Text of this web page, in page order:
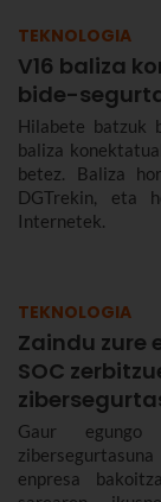
TEKNOLOGIA
V16 baliza
bide-
Hilabete batzuk
baliza
betez. Baliza
DGTrekin, eta
Internetek.
TEKNOLOGIA
Zaindu zure
SOC
Gaur egungo
enpresa